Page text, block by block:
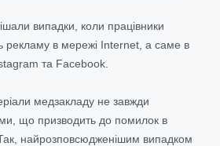
випадки, коли працівники
рекламу в мережі Internet, а саме в
та Facebook.
медзакладу не завжди
що призводить до помилок в
найрозповсюдженішим випадком